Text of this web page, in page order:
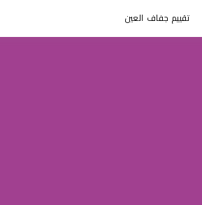
تقييم جفاف العين